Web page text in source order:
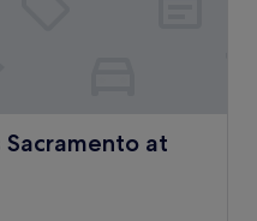
at
at Csus